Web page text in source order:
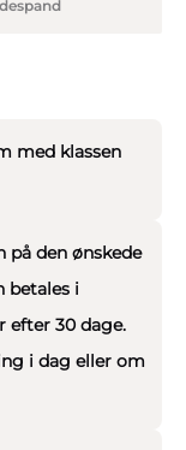
holder stille. Der
vore søde
løbende vores
året synet og
med klassen
den ønskede
betales i
efter 30 dage.
i dag eller om